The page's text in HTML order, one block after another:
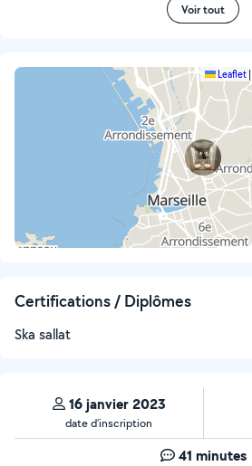
Voir tout
Leaflet
Certifications / Diplômes
Ska sallat
16 janvier 2023
date d’inscription
41 minutes